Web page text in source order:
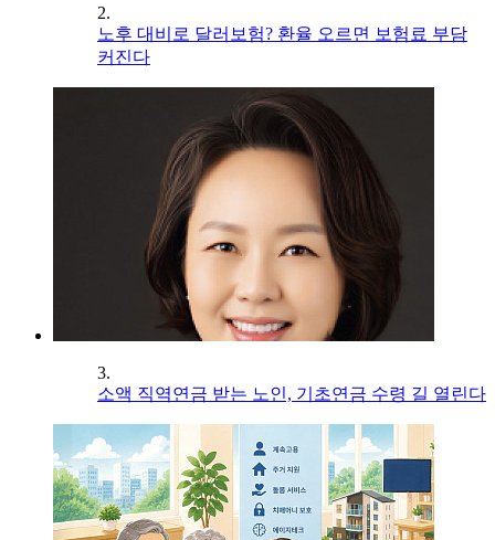
2.
노후 대비로 달러보험? 환율 오르면 보험료 부담
커진다
3.
소액 직역연금 받는 노인, 기초연금 수령 길 열린다